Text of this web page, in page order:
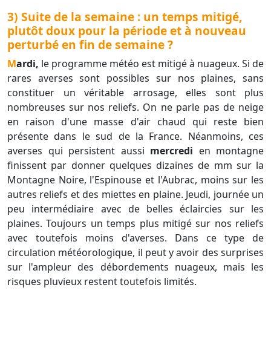
3) Suite de la semaine : un temps mitigé,
plutôt doux pour la période et à nouveau
perturbé en fin de semaine ?
Mardi, le programme météo est mitigé à nuageux. Si de
rares averses sont possibles sur nos plaines, sans
constituer un véritable arrosage, elles sont plus
nombreuses sur nos reliefs. On ne parle pas de neige
en raison d'une masse d'air chaud qui reste bien
présente dans le sud de la France. Néanmoins, ces
averses qui persistent aussi mercredi en montagne
finissent par donner quelques dizaines de mm sur la
Montagne Noire, l'Espinouse et l'Aubrac, moins sur les
autres reliefs et des miettes en plaine. Jeudi, journée un
peu intermédiaire avec de belles éclaircies sur les
plaines. Toujours un temps plus mitigé sur nos reliefs
avec toutefois moins d'averses. Dans ce type de
circulation météorologique, il peut y avoir des surprises
sur l'ampleur des débordements nuageux, mais les
risques pluvieux restent toutefois limités.